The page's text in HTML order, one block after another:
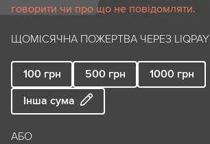
говорити чи про що не повідомляти.
ЩОМІСЯЧНА ПОЖЕРТВА ЧЕРЕЗ LIQPAY
100 грн 500 грн 1000 грн
Інша сума
АБО